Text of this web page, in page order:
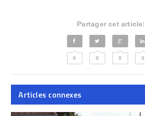
Partager cet article:
0 0 0 0
Articles connexes